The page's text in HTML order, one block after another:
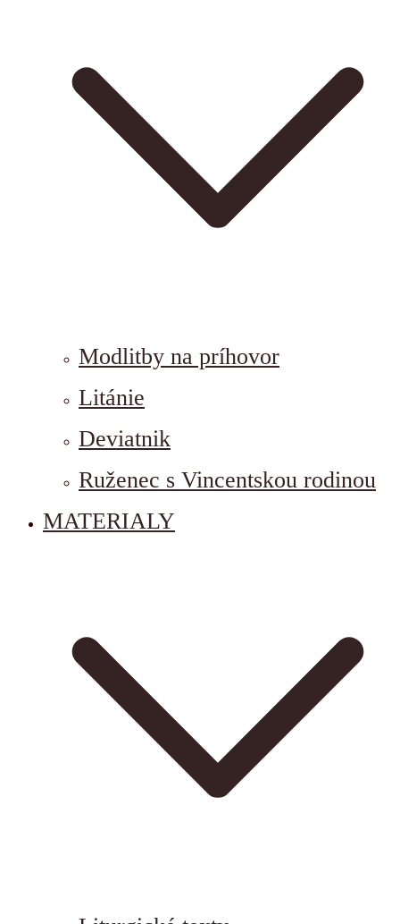
Modlitby na príhovor
Litánie
Deviatnik
Ruženec s Vincentskou rodinou
MATERIALY